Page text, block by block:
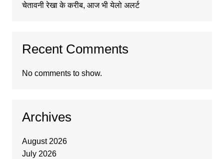
चेतावनी रेखा के करीब, आज भी येलो अलर्ट
Recent Comments
No comments to show.
Archives
August 2026
July 2026